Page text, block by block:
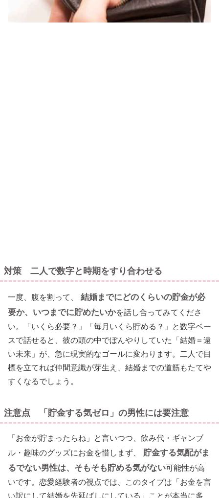
対策 二人で数字と時期をすり合わせる
一度、腹を割って、
結婚までにどのくらいの貯金が必
要か、いつまでに貯めたいかを話し合ってみてくださ
い。「いくら必要？」「毎月いくら貯める？」と数字ベー
スで話せると、彼の頭の中でぼんやりしていた「結婚＝遠
い未来」が、急に現実的なゴールに変わります。二人で目
標を立てれば仲間意識が芽生え、結婚までの道筋もたてや
すくなるでしょう。
注意点 「貯金する気ゼロ」の男性には要注意
「お金が貯まったらね」と言いつつ、飲み代・ギャンブ
ル・趣味のグッズにお金を惜しまず、
貯金する気配がま
るでない男性は、そもそも貯める気がない可能性が高
いです。恋愛経験者の視点では、このタイプは「お金を言
い訳にして結婚を先延ばしにしている」ことが本当に多